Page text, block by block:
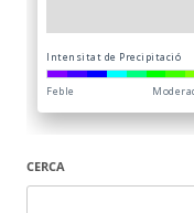
CERCA